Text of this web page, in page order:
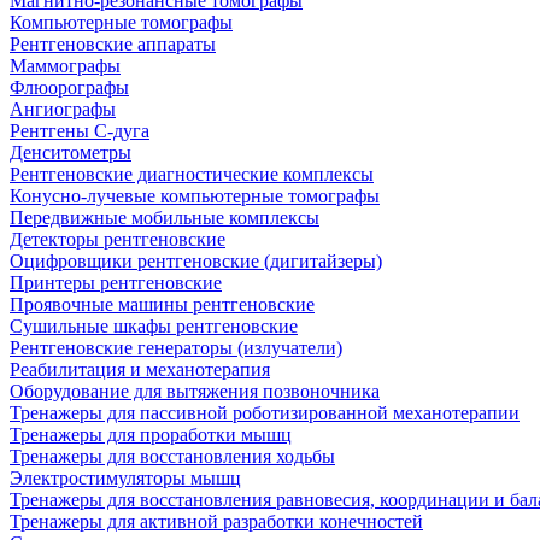
Компьютерные томографы
Рентгеновские аппараты
Маммографы
Флюорографы
Ангиографы
Рентгены С-дуга
Денситометры
Рентгеновские диагностические комплексы
Конусно-лучевые компьютерные томографы
Передвижные мобильные комплексы
Детекторы рентгеновские
Оцифровщики рентгеновские (дигитайзеры)
Принтеры рентгеновские
Проявочные машины рентгеновские
Сушильные шкафы рентгеновские
Рентгеновские генераторы (излучатели)
Реабилитация и механотерапия
Оборудование для вытяжения позвоночника
Тренажеры для пассивной роботизированной механотерапии
Тренажеры для проработки мышц
Тренажеры для восстановления ходьбы
Электростимуляторы мышц
Тренажеры для восстановления равновесия, координации и
Тренажеры для активной разработки конечностей